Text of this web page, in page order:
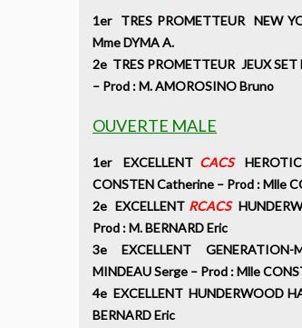
1er TRES PROMETTEUR NEW
Mme DYMA A.
2e TRES PROMETTEUR JEUX SET
– Prod : M. AMOROSINO Bruno
OUVERTE MALE
1er EXCELLENT CACSHEROTIC
CONSTEN Catherine – Prod : Mlle
2e EXCELLENT RCACS
Prod : M. BERNARD Eric
3e EXCELLENT
MINDEAU Serge – Prod : Mlle
4e EXCELLENT HUNDERWOOD
BERNARD Eric